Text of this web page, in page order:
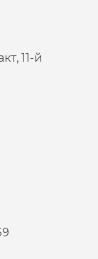
11-й